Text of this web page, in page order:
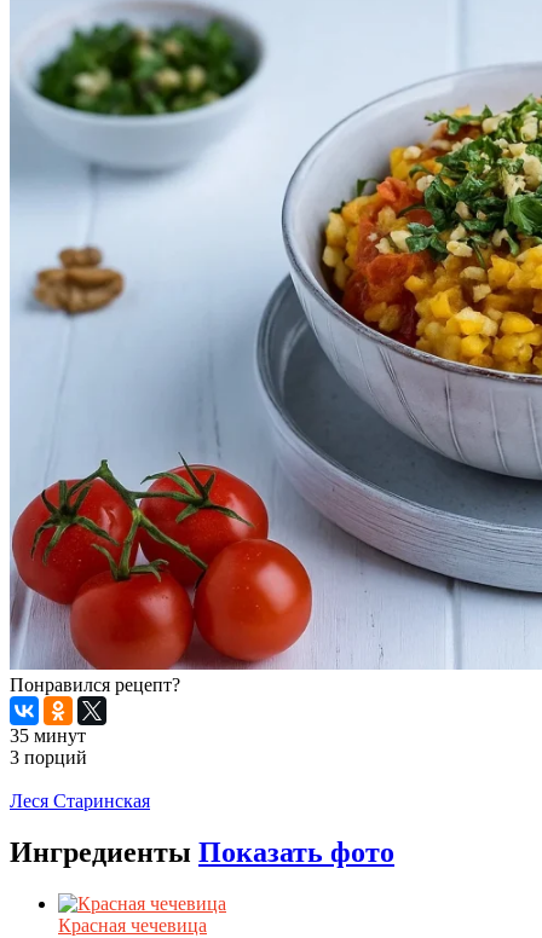
Понравился рецепт?
35 минут
3 порций
Леся Старинская
Ингредиенты Показать фото
Красная чечевица